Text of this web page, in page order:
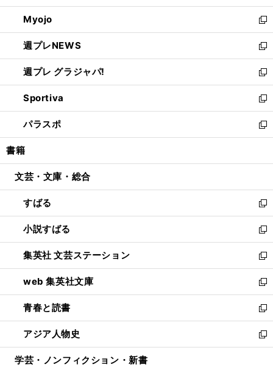
開
く
ウ
で
開
く
ン
ド
ウ
で
開
く
ウ
ィ
ン
ド
ウ
で
開
く
Myojo
新
し
い
ウ
ィ
ン
ド
ウ
で
開
週プレNEWS
新
し
い
ウ
ィ
ン
ド
ウ
開
週プレ グラジャパ!
新
し
い
ウ
ィ
ン
ウ
開
く
Sportiva
新
し
い
ウ
ン
ウ
で
開
く
パラスポ
新
し
ウ
ン
ド
ウ
で
開
く
書籍
文芸・文庫・総合
すばる
新
し
い
ウ
ィ
ン
ド
ウ
で
開
く
小説すばる
新
し
い
ウ
ィ
ン
ド
ウ
で
開
集英社 文芸ステーション
新
し
い
ウ
ィ
ン
ド
ウ
web 集英社文庫
新
し
い
ウ
ィ
ン
青春と読書
新
し
い
ウ
アジア人物史
新
し
学芸・ノンフィクション・新書